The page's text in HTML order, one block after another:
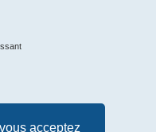
acceptez